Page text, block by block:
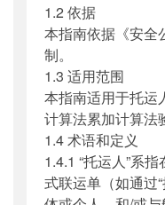
1.2 依据
本指南依据《安全
制。
1.3 适用范围
本指南适用于托运
计算法累加计算法
1.4 术语和定义
1.4.1 “托运人”系
式联运单（如通过